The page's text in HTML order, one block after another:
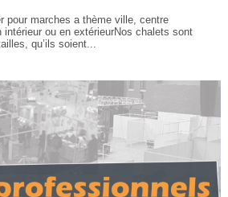
pour marches a thème ville, centre
ou en extérieurNos chalets sont
qu’ils soient...